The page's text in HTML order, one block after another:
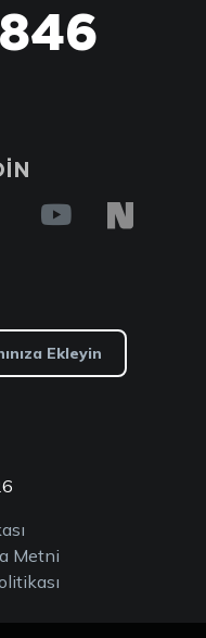
Ekleyin
Metni